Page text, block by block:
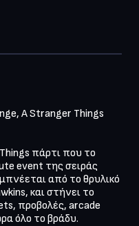
A Stranger Things
πάρτι που το
event της σειράς
από το θρυλικό
και στήνει το
προβολές, arcade
όλο το βράδυ.